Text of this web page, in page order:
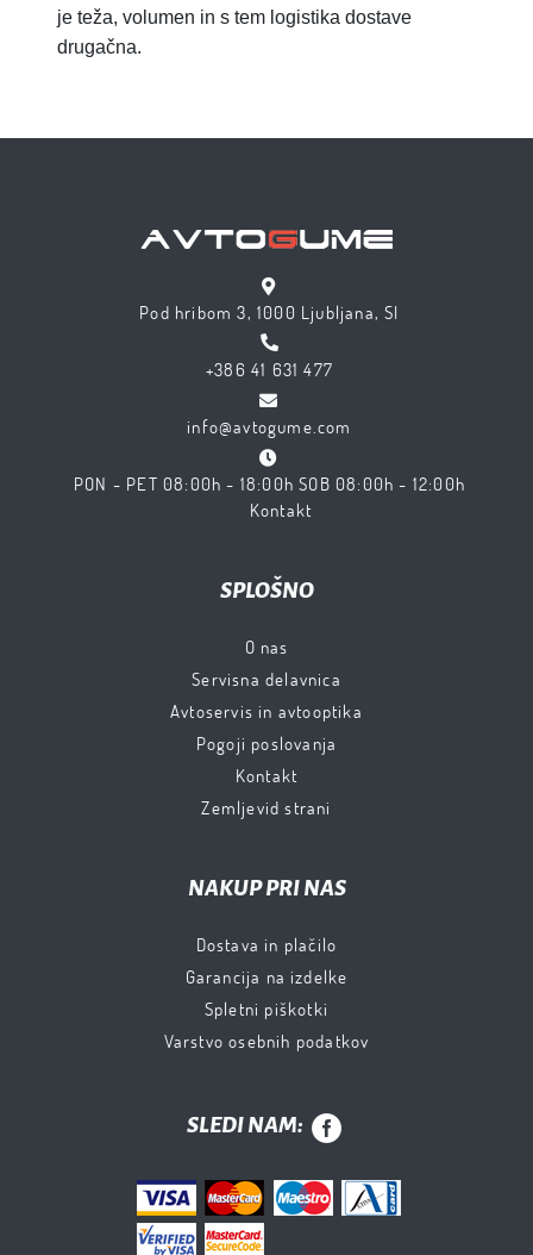
je teža, volumen in s tem logistika dostave
drugačna.
Pod hribom 3, 1000 Ljubljana, SI
+386 41 631 477
info@avtogume.com
PON - PET 08:00h - 18:00h SOB 08:00h - 12:00h
Kontakt
SPLOŠNO
O nas
Servisna delavnica
Avtoservis in avtooptika
Pogoji poslovanja
Kontakt
Zemljevid strani
NAKUP PRI NAS
Dostava in plačilo
Garancija na izdelke
Spletni piškotki
Varstvo osebnih podatkov
SLEDI NAM: